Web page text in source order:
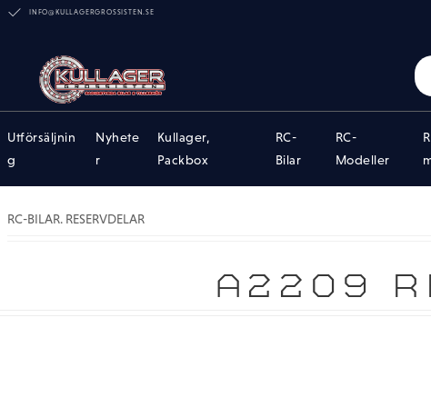
INFO@KULLAGERGROSSISTEN.SE
Utförsäljnin
g
Nyhete
r
Kullager,
Packbox
RC-
Bilar
RC-
Modeller
RC-BILAR. RESERVDELAR
A2209